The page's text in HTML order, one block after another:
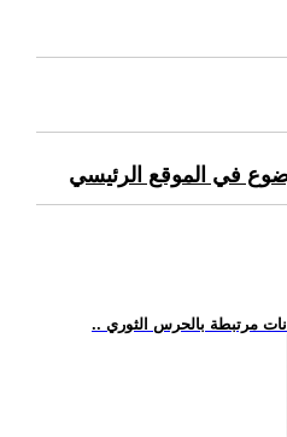
في الموقع الرئيسي
مرتبطة بالحرس الثوري